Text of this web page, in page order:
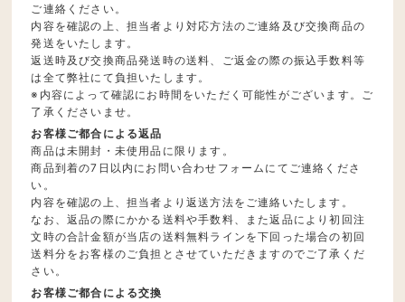
ご連絡ください。
内容を確認の上、担当者より対応方法のご連絡及び交換商品の
発送をいたします。
返送時及び交換商品発送時の送料、ご返金の際の振込手数料等
は全て弊社にて負担いたします。
※内容によって確認にお時間をいただく可能性がございます。ご
了承くださいませ。
お客様ご都合による返品
商品は未開封・未使用品に限ります。
商品到着の7日以内にお問い合わせフォームにてご連絡くださ
い。
内容を確認の上、担当者より返送方法をご連絡いたします。
なお、返品の際にかかる送料や手数料、また返品により初回注
文時の合計金額が当店の送料無料ラインを下回った場合の初回
送料分をお客様のご負担とさせていただきますのでご了承くだ
さい。
お客様ご都合による交換